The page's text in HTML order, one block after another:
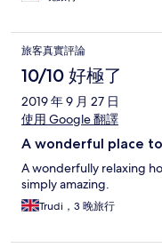
旅客真實評論
10/10 好極了
2019 年 9 月 27 日
使用 Google 翻譯
A wonderful place
A wonderfully relaxing
simply amazing.
Trudi，3 晚旅行